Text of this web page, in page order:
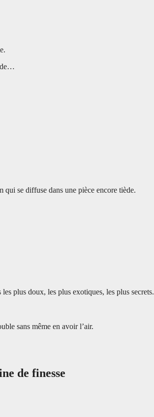
qui se diffuse dans une pièce encore tiède.
plus doux, les plus exotiques, les plus secrets.
sans même en avoir l’air.
de finesse